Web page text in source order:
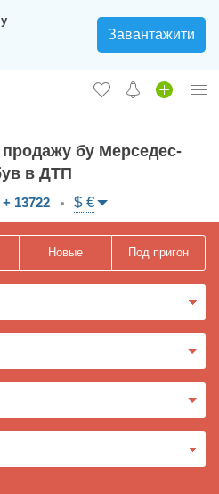
Завантажити
авто
бу Мерседес-
в ДТП
+ 13722 $ €
Новые Под пригон